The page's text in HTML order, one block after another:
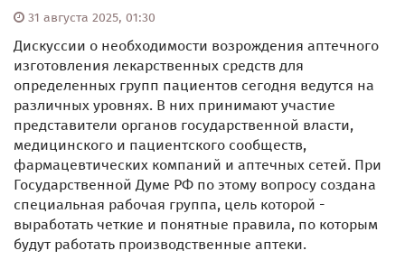
31 августа 2025, 01:30
Дискуссии о необходимости возрождения аптечного
изготовления лекарственных средств для
определенных групп пациентов сегодня ведутся на
различных уровнях. В них принимают участие
представители органов государственной власти,
медицинского и пациентского сообществ,
фармацевтических компаний и аптечных сетей. При
Государственной Думе РФ по этому вопросу создана
специальная рабочая группа, цель которой -
выработать четкие и понятные правила, по которым
будут работать производственные аптеки.